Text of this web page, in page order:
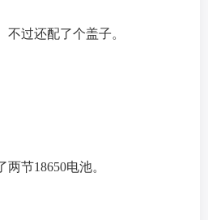
过还配了个盖子。
节18650电池。